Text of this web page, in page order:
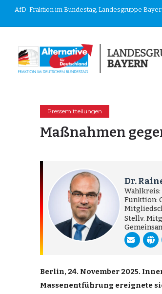
AfD-Fraktion im Bundestag, Landesgruppe
Pressemitteilungen
Maßnahmen
Dr.
Wahlkreis:
Funktion:
Stellv.
Berlin, 24. November 2025.
Massenentführung ereignete